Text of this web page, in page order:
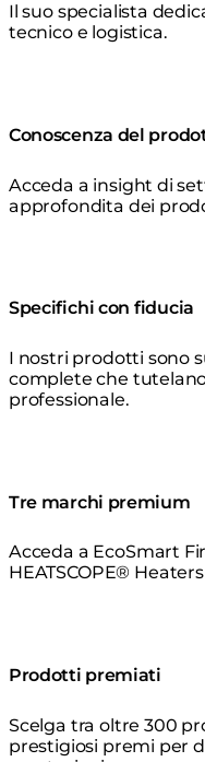
Il suo specialista
tecnico e logistica.
Conoscenza del
Acceda a insight di
approfondita dei
Specifichi con fiducia
I nostri prodotti sono
complete che
professionale.
Tre marchi premium
Acceda a EcoSmart
HEATSCOPE®
Prodotti premiati
Scelga tra oltre 300
prestigiosi premi per